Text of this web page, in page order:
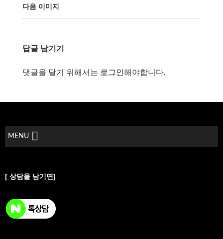
다음 이미지
답글 남기기
댓글을 달기 위해서는 로그인해야합니다.
MENU
[ 상담을 남기면]